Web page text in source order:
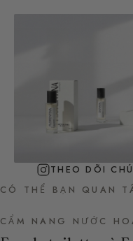
THEO DÕI
CÓ THỂ BẠN QUAN
CẨM NANG NƯỚC